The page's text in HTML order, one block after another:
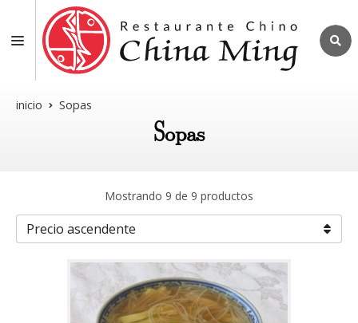
inicio Sopas
Sopas
Mostrando 9 de 9 productos